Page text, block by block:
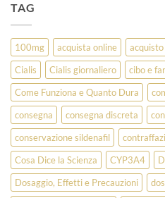
TAG
100mg acquista online acquisto
Cialis
Cialis giornaliero
cibo e
Come Funziona e Quanto Dura
consegna
consegna discreta
conservazione sildenafil
Cosa Dice la Scienza
CYP3A4
Dosaggio, Effetti e Precauzioni